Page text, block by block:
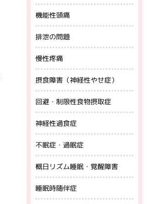
機能性頭痛
排泄の問題
慢性疼痛
摂食障害（神経性やせ症）
回避・制限性食物摂取症
神経性過食症
不眠症・過眠症
概日リズム睡眠・覚醒障害
睡眠時随伴症